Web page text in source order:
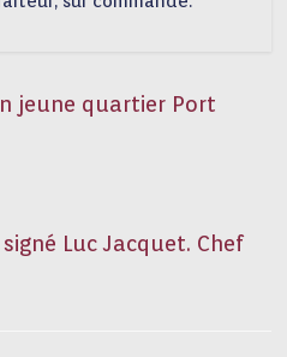
jeune quartier Port
Luc Jacquet. Chef